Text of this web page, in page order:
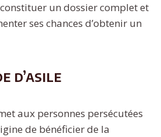
un dossier complet et
ses chances d’obtenir un
d’asile
aux personnes persécutées
de bénéficier de la